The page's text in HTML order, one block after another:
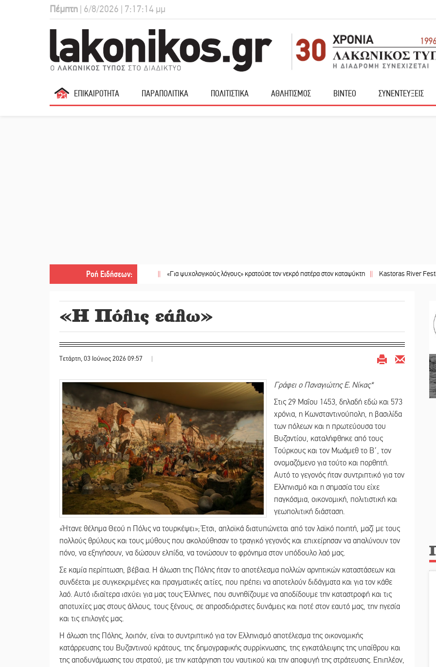
Πέμπτη | 6/8/2026 | 7:17:15 μμ
ΕΠΙΚΑΙΡΟΤΗΤΑ ΠΑΡΑΠΟΛΙΤΙΚΑ ΠΟΛΙΤΙΣΤΙΚΑ ΑΘΛΗΤΙΣΜΟΣ ΒΙΝΤΕΟ ΣΥΝΕΝΤΕΥΞΕΙΣ
Ροή Ειδήσεων:
|| «Για ψυχολογικούς λόγους» κρατούσε τον νεκρό πατέρα στον καταψύκτη || Kastoras River Festival 2026: Ένα
«Η Πόλις εάλω»
Τετάρτη, 03 Ιούνιος 2026 09:57 |
Γράφει ο Παναγιώτης Ε. Νίκας*
Στις 29 Μαΐου 1453, δηλαδή εδώ και 573
χρόνια, η Κωνσταντινούπολη, η βασιλίδα
των πόλεων και η πρωτεύουσα του
Βυζαντίου, καταλήφθηκε από τους
Τούρκους και τον Μωάμεθ το Β΄, τον
ονομαζόμενο για τούτο και πορθητή.
Αυτό το γεγονός ήταν συντριπτικό για τον
Ελληνισμό και η σημασία του είχε
παγκόσμια, οικονομική, πολιτιστική και
γεωπολιτική διάσταση.
«Ήτανε θέλημα Θεού η Πόλις να τουρκέψει»; Έτσι, απλοϊκά διατυπώνεται από τον λαϊκό ποιητή, μαζί με τους
πολλούς θρύλους και τους μύθους που ακολούθησαν το τραγικό γεγονός και επιχείρησαν να απαλύνουν τον
πόνο, να εξηγήσουν, να δώσουν ελπίδα, να τονώσουν το φρόνημα στον υπόδουλο λαό μας.
Σε καμία περίπτωση, βέβαια. Η άλωση της Πόλης ήταν το αποτέλεσμα πολλών αρνητικών καταστάσεων και
συνδέεται με συγκεκριμένες και πραγματικές αιτίες, που πρέπει να αποτελούν διδάγματα και για τον κάθε
λαό. Αυτό ιδιαίτερα ισχύει για μας τους Έλληνες, που συνηθίζουμε να αποδίδουμε την καταστροφή και τις
αποτυχίες μας στους άλλους, τους ξένους, σε απροσδιόριστες δυνάμεις και ποτέ στον εαυτό μας, την ηγεσία
και τις επιλογές μας.
Η άλωση της Πόλης, λοιπόν, είναι το συντριπτικό για τον Ελληνισμό αποτέλεσμα της οικονομικής
κατάρρευσης του Βυζαντινού κράτους, της δημογραφικής συρρίκνωσης, της εγκατάλειψης της υπαίθρου και
της αποδυνάμωσης του στρατού, με την κατάργηση του ναυτικού και την αποφυγή της στράτευσης. Επιπλέον,